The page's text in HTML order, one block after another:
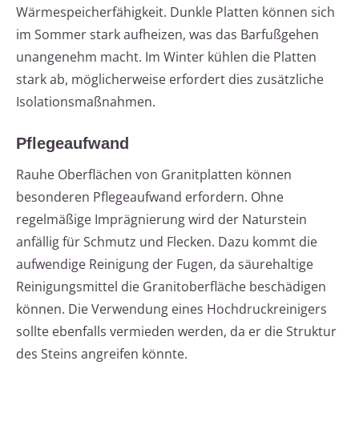
Wärmespeicherfähigkeit. Dunkle Platten können sich
im Sommer stark aufheizen, was das Barfußgehen
unangenehm macht. Im Winter kühlen die Platten
stark ab, möglicherweise erfordert dies zusätzliche
Isolationsmaßnahmen.
Pflegeaufwand
Rauhe Oberflächen von Granitplatten können
besonderen Pflegeaufwand erfordern. Ohne
regelmäßige Imprägnierung wird der Naturstein
anfällig für Schmutz und Flecken. Dazu kommt die
aufwendige Reinigung der Fugen, da säurehaltige
Reinigungsmittel die Granitoberfläche beschädigen
können. Die Verwendung eines Hochdruckreinigers
sollte ebenfalls vermieden werden, da er die Struktur
des Steins angreifen könnte.